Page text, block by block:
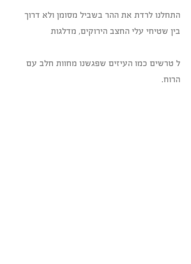
התחלנו לרדת את ההר בשביל מסומן ולא דרוך
בין שטיחי עלי החצב הירוקים, מדלגות
ל טרשים כמו העיזים שפגשנו מחוות חלב עם
הרוח.